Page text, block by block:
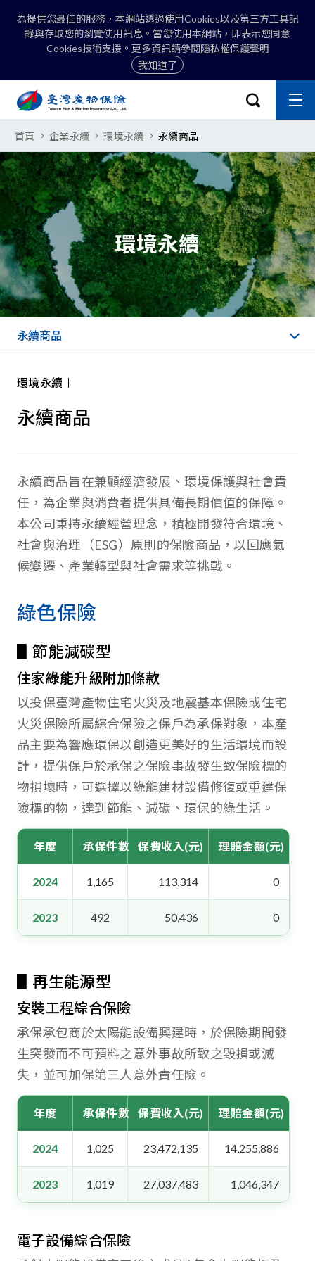
為提供您最佳的服務，本網站透過使用Cookies以及第三方工具記
錄與存取您的瀏覽使用訊息。當您使用本網站，即表示您同意
Cookies技術支援。更多資訊請參閱隱私權保護聲明
我知道了
:::
開啟搜尋選
關
搜尋
主
永續商品
首頁 企業永續 環境永續 永續商品
環境永續
永續商品
環境永續
永續商品
永續商品旨在兼顧經濟發展、環境保護與社會責
任，為企業與消費者提供具備長期價值的保障。
本公司秉持永續經營理念，積極開發符合環境、
社會與治理（ESG）原則的保險商品，以回應氣
候變遷、產業轉型與社會需求等挑戰。
綠色保險
▋節能減碳型
住家綠能升級附加條款
以投保臺灣產物住宅火災及地震基本保險或住宅
火災保險所屬綜合保險之保戶為承保對象，本產
品主要為響應環保以創造更美好的生活環境而設
計，提供保戶於承保之保險事故發生致保險標的
物損壞時，可選擇以綠能建材設備修復或重建保
險標的物，達到節能、減碳、環保的綠生活。
年度 承保件數 保費收入(元) 理賠金額(元)
2024 1,165 113,314 0
2023 492 50,436 0
▋再生能源型
安裝工程綜合保險
承保承包商於太陽能設備興建時，於保險期間發
生突發而不可預料之意外事故所致之毀損或滅
失，並可加保第三人意外責任險。
年度 承保件數 保費收入(元) 理賠金額(元)
2024 1,025 23,472,135 14,255,886
2023 1,019 27,037,483 1,046,347
電子設備綜合保險